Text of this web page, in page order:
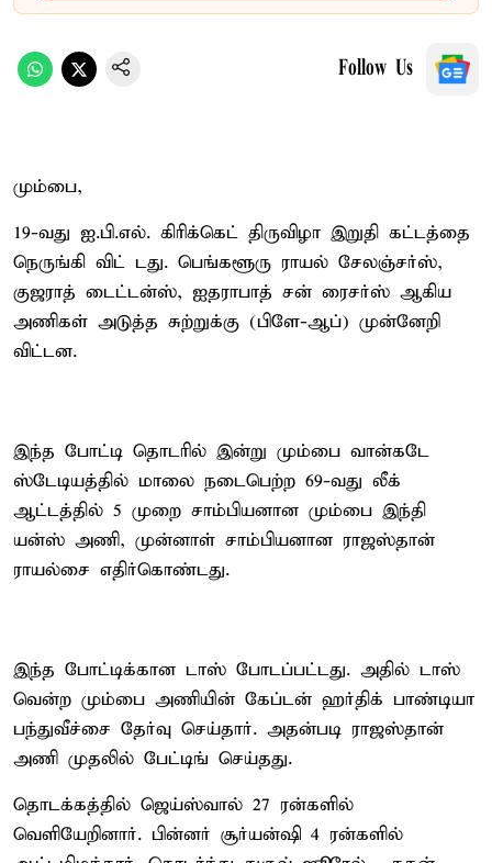
Follow Us
மும்பை,
19-வது ஐ.பி.எல். கிரிக்கெட் திருவிழா இறுதி கட்டத்தை
நெருங்கி விட் டது. பெங்களூரு ராயல் சேலஞ்சர்ஸ்,
குஜராத் டைட்டன்ஸ், ஐதராபாத் சன் ரைசர்ஸ் ஆகிய
அணிகள் அடுத்த சுற்றுக்கு (பிளே-ஆப்) முன்னேறி
விட்டன.
இந்த போட்டி தொடரில் இன்று மும்பை வான்கடே
ஸ்டேடியத்தில் மாலை நடைபெற்ற 69-வது லீக்
ஆட்டத்தில் 5 முறை சாம்பியனான மும்பை இந்தி
யன்ஸ் அணி, முன்னாள் சாம்பியனான ராஜஸ்தான்
ராயல்சை எதிர்கொண்டது.
இந்த போட்டிக்கான டாஸ் போடப்பட்டது. அதில் டாஸ்
வென்ற மும்பை அணியின் கேப்டன் ஹர்திக் பாண்டியா
பந்துவீச்சை தேர்வு செய்தார். அதன்படி ராஜஸ்தான்
அணி முதலில் பேட்டிங் செய்தது.
தொடக்கத்தில் ஜெய்ஸ்வால் 27 ரன்களில்
வெளியேறினார். பின்னர் சூர்யன்ஷி 4 ரன்களில்